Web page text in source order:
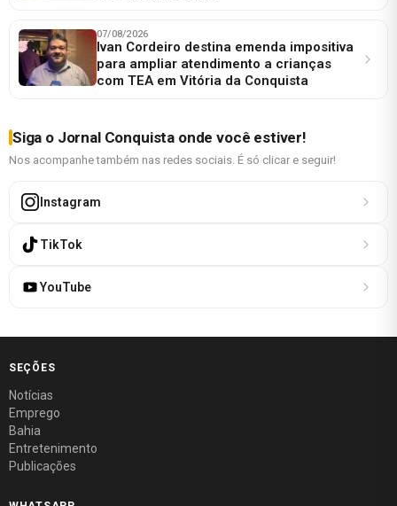
07/08/2026
Ivan Cordeiro destina emenda impositiva
para ampliar atendimento a crianças
com TEA em Vitória da Conquista
Siga o Jornal Conquista onde você estiver!
Nos acompanhe também nas redes sociais. É só clicar e seguir!
Instagram
TikTok
YouTube
SEÇÕES
Notícias
Emprego
Bahia
Entretenimento
Publicações